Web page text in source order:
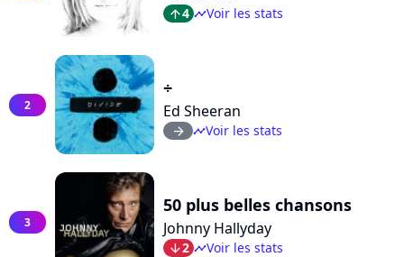
arrow_top4 timelineVoir les stats
2
÷
Ed Sheeran
arrow_right timelineVoir les stats
3
50 plus belles chansons
Johnny Hallyday
arrow_bot2 timelineVoir les stats